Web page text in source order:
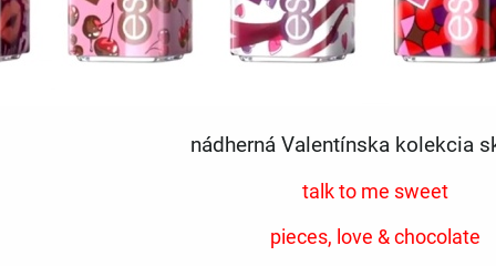
nádherná Valentínska kolekcia
talk to me sweet
pieces, love & chocolate